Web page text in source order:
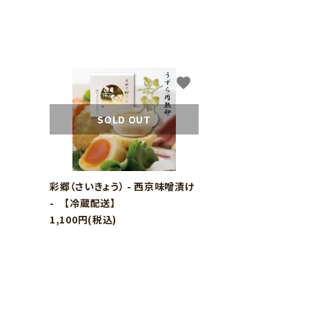
SOLD OUT
彩郷（さいきょう） - 西京味噌漬け
- 【冷蔵配送】
1,100円(税込)
favorite